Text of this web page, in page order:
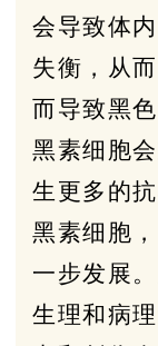
会导致体
失衡，从
而导致黑
黑素细胞
生更多的
黑素细胞
一步发展
生理和病